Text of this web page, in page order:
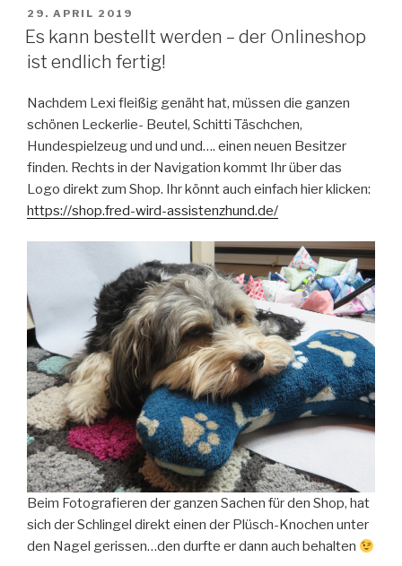
VERÖFFENTLICHT
AM
29. APRIL 2019
Es kann bestellt werden – der Onlineshop
ist endlich fertig!
Nachdem Lexi fleißig genäht hat, müssen die ganzen
schönen Leckerlie- Beutel, Schitti Täschchen,
Hundespielzeug und und und…. einen neuen Besitzer
finden. Rechts in der Navigation kommt Ihr über das
Logo direkt zum Shop. Ihr könnt auch einfach hier klicken:
https://shop.fred-wird-assistenzhund.de/
Beim Fotografieren der ganzen Sachen für den Shop, hat
sich der Schlingel direkt einen der Plüsch-Knochen unter
den Nagel gerissen…den durfte er dann auch behalten